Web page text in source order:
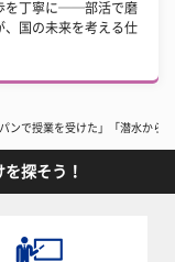
を丁寧に──部活で磨
、国の未来を考える仕
パンで授業を受けた」「潜水から
探そう！